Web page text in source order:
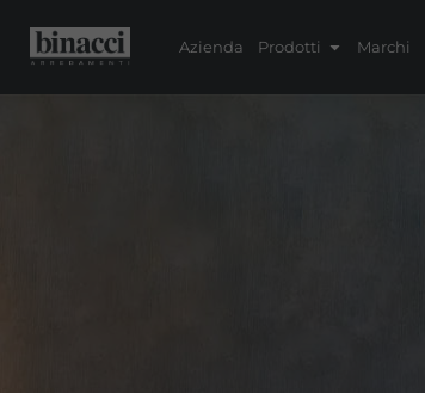
Azienda Prodotti Marchi